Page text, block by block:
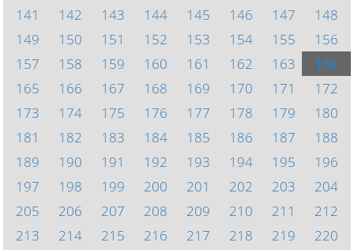
141
142 143 144 145 146 147
148
149
150 151 152 153 154 155
156
157
158 159 160 161 162 163
164
165
166 167 168 169 170 171
172
173
174 175 176 177 178 179
180
181
182 183 184 185 186 187
188
189
190 191 192 193 194 195
196
197
198 199 200 201 202 203
204
205
206 207 208 209 210 211
212
213
214 215 216 217 218 219
220